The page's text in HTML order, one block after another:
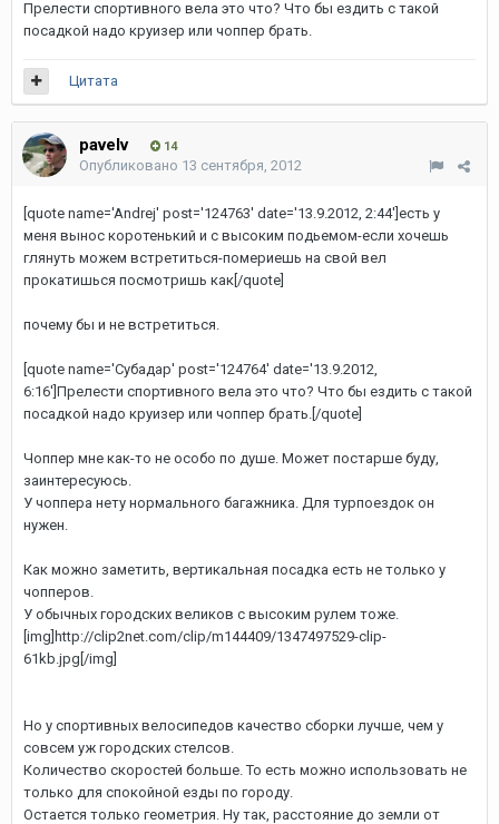
Прелести спортивного вела это что? Что бы ездить с такой
посадкой надо круизер или чоппер брать.
Цитата
pavelv 14
Опубликовано 13 сентября, 2012
[quote name='Andrej' post='124763' date='13.9.2012, 2:44']есть у
меня вынос коротенький и с высоким подьемом-если хочешь
глянуть можем встретиться-помериешь на свой вел
прокатишься посмотришь как[/quote]
почему бы и не встретиться.
[quote name='Субадаp' post='124764' date='13.9.2012,
6:16']Прелести спортивного вела это что? Что бы ездить с такой
посадкой надо круизер или чоппер брать.[/quote]
Чоппер мне как-то не особо по душе. Может постарше буду,
заинтересуюсь.
У чоппера нету нормального багажника. Для турпоездок он
нужен.
Как можно заметить, вертикальная посадка есть не только у
чопперов.
У обычных городских великов с высоким рулем тоже.
[img]http://clip2net.com/clip/m144409/1347497529-clip-
61kb.jpg[/img]
Но у спортивных велосипедов качество сборки лучше, чем у
совсем уж городских стелсов.
Количество скоростей больше. То есть можно использовать не
только для спокойной езды по городу.
Остается только геометрия. Ну так, расстояние до земли от